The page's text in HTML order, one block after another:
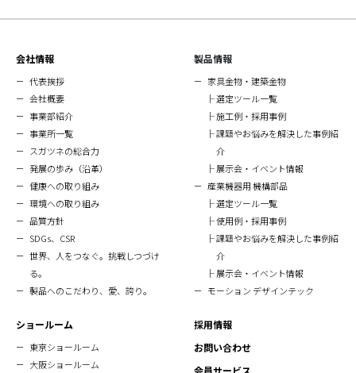
会社情報
代表挨拶
会社概要
事業部紹介
事業所一覧
スガツネの総合力
発展の歩み（沿革）
健康への取り組み
環境への取り組み
品質方針
SDGs、CSR
世界、人をつなぐ。挑戦しつづけ
る。
製品へのこだわり、愛、誇り。
製品情報
家具金物・建築金物
選定ツール一覧
施工例・採用事例
課題やお悩みを解決した事例紹
介
展示会・イベント情報
産業機器用 機構部品
選定ツール一覧
使用例・採用事例
課題やお悩みを解決した事例紹
介
展示会・イベント情報
モーション デザインテック
ショールーム
東京ショールーム
大阪ショールーム
採用情報
お問い合わせ